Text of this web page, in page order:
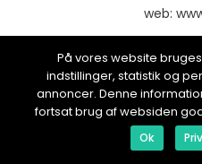
web:
På vores website
indstillinger, statistik og
annoncer. Denne
fortsat brug af websiden
Ok